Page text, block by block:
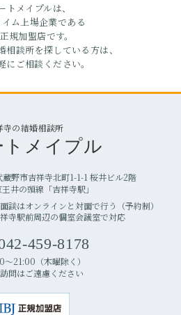
トメイプルは、
ム上場企業である
規加盟店です。
相談所を探している方は、
にご相談ください。
寺の結婚相談所
トメイプル
野市吉祥寺北町1-1-1 桜井ビル2階
井の頭線「吉祥寺駅」
はオンラインと対面で行う（予約制）
寺駅前周辺の個室会議室で対応
459-8178
〜21:00（木曜除く）
問はご遠慮ください